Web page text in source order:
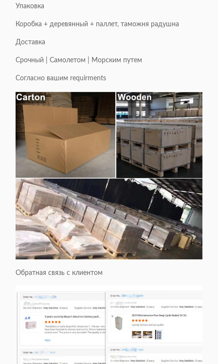
Упаковка
Коробка + деревянный + паллет, таможня радушна
Доставка
Срочный | Самолетом | Морским путем
Согласно вашим requirments
Обратная связь с клиентом